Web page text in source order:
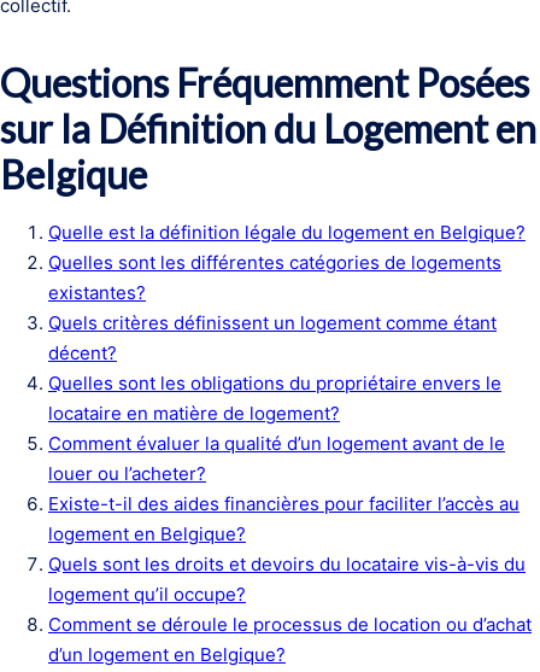
collectif.
Questions Fréquemment Posées
sur la Définition du Logement en
Belgique
Quelle est la définition légale du logement en Belgique?
Quelles sont les différentes catégories de logements
existantes?
Quels critères définissent un logement comme étant
décent?
Quelles sont les obligations du propriétaire envers le
locataire en matière de logement?
Comment évaluer la qualité d’un logement avant de le
louer ou l’acheter?
Existe-t-il des aides financières pour faciliter l’accès au
logement en Belgique?
Quels sont les droits et devoirs du locataire vis-à-vis du
logement qu’il occupe?
Comment se déroule le processus de location ou d’achat
d’un logement en Belgique?